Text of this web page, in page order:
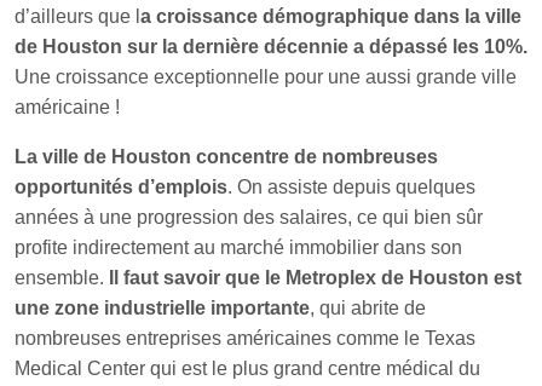
d’ailleurs que l a croissance démographique dans la ville
de Houston sur la dernière décennie a dépassé les 10%.
Une croissance exceptionnelle pour une aussi grande ville
américaine !
La ville de Houston concentre de nombreuses
opportunités d’emplois. On assiste depuis quelques
années à une progression des salaires, ce qui bien sûr
profite indirectement au marché immobilier dans son
ensemble.
Il faut savoir que le Metroplex de Houston est
une zone industrielle importante, qui abrite de
nombreuses entreprises américaines comme le Texas
Medical Center qui est le plus grand centre médical du